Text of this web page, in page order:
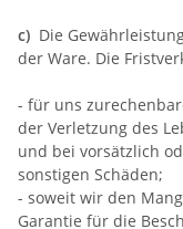
c) Die
der Ware. Die
- für uns
der Verletzung des
und bei vorsätzlich
sonstigen Schäden;
- soweit wir den
Garantie für die